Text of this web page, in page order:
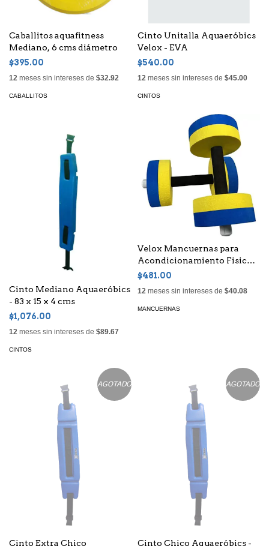
Caballitos aquafitness
Mediano, 6 cms diámetro
$395.00
12 meses sin intereses de $32.92
CABALLITOS
Cinto Unitalla Aquaeróbics
Velox - EVA
$540.00
12 meses sin intereses de $45.00
CINTOS
Cinto Mediano Aquaeróbics
- 83 x 15 x 4 cms
$1,076.00
12 meses sin intereses de $89.67
CINTOS
Velox Mancuernas para
Acondicionamiento Fisico
Acuático, Alberca EVA
$481.00
12 meses sin intereses de $40.08
MANCUERNAS
AGOTADO
Cinto Extra Chico
AGOTADO
Cinto Chico Aquaeróbics -